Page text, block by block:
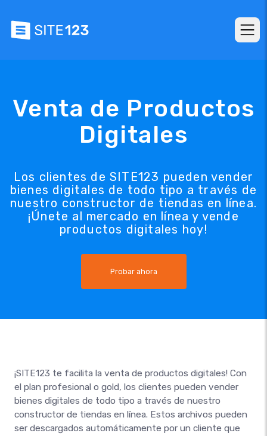
Venta de Productos
Digitales
Los clientes de SITE123 pueden vender
bienes digitales de todo tipo a través de
nuestro constructor de tiendas en línea.
¡Únete al mercado en línea y vende
productos digitales hoy!
Probar ahora
¡SITE123 te facilita la venta de productos digitales! Con
el plan profesional o gold, los clientes pueden vender
bienes digitales de todo tipo a través de nuestro
constructor de tiendas en línea. Estos archivos pueden
ser descargados automáticamente por un cliente que